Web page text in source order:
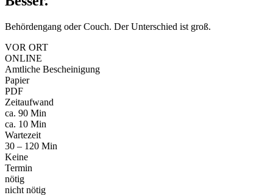
Behördengang oder Couch. Der Unterschied ist groß.
VOR ORT
ONLINE
Amtliche Bescheinigung
Papier
PDF
Zeitaufwand
ca. 90 Min
ca. 10 Min
Wartezeit
30 – 120 Min
Keine
Termin
nötig
nicht nötig